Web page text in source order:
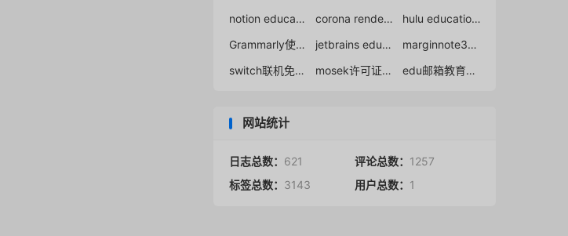
notion education email address
corona renderer licensing
hulu education discount
Grammarly使用方法
jetbrains edu free email
marginnote3教育优惠申请
switch联机免费加速
mosek许可证申请 edu邮箱教育官方中文发卡
网站统计
日志总数： 621 评论总数： 1257
标签总数： 3143 用户总数： 1